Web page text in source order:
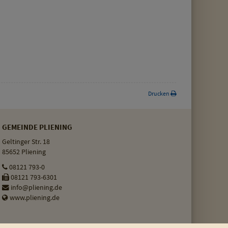
Drucken
GEMEINDE PLIENING
Geltinger Str. 18
85652 Pliening
08121 793-0
08121 793-6301
info@pliening.de
www.pliening.de